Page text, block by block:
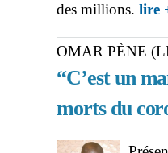
des millions. lire
OMAR PÈNE
“C’est un
morts du